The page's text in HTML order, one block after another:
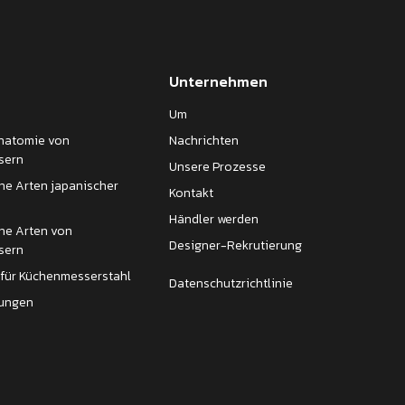
von
Arten japanischer
Arten von
Küchenmesserstahl
Unternehmen
Um
Nachrichten
Unsere Prozesse
Kontakt
Händler werden
Designer-Rekrutierung
Datenschutzrichtlinie